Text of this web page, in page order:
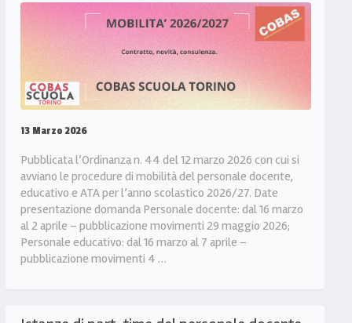
13 Marzo 2026
Pubblicata l’Ordinanza n. 44 del 12 marzo 2026 con cui si
avviano le procedure di mobilità del personale docente,
educativo e ATA per l’anno scolastico 2026/27. Date
presentazione domanda Personale docente: dal 16 marzo
al 2 aprile – pubblicazione movimenti 29 maggio 2026;
Personale educativo: dal 16 marzo al 7 aprile –
pubblicazione movimenti 4 …